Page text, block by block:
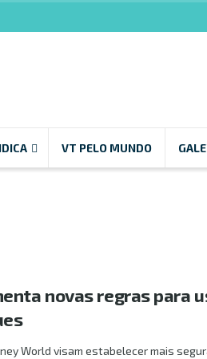
VT PELO MUNDO
novas regras para
World visam estabelecer mais